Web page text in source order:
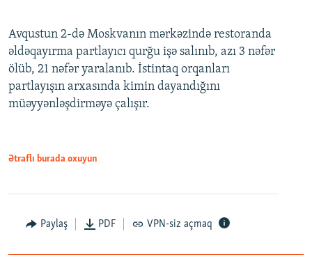
Avqustun 2-də Moskvanın mərkəzində restoranda
əldəqayırma partlayıcı qurğu işə salınıb, azı 3 nəfər
ölüb, 21 nəfər yaralanıb. İstintaq orqanları
partlayışın arxasında kimin dayandığını
müəyyənləşdirməyə çalışır.
Ətraflı burada oxuyun
Paylaş PDF VPN-siz açmaq